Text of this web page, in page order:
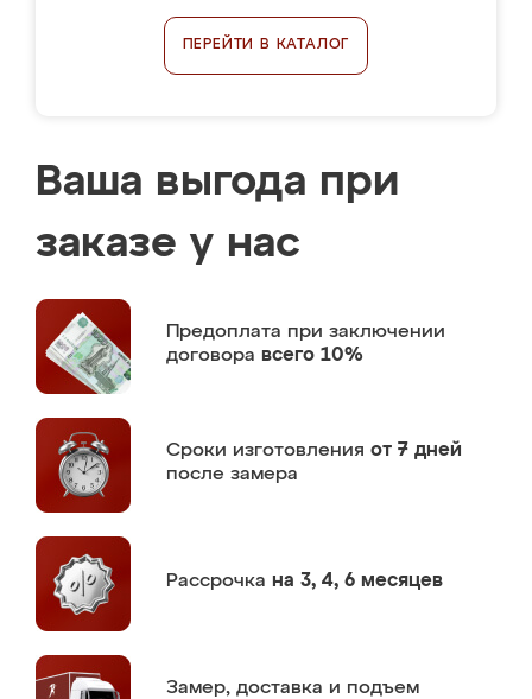
ПЕРЕЙТИ В КАТАЛОГ
Ваша выгода при
заказе у нас
Предоплата при заключении
договора всего 10%
Сроки изготовления от 7 дней
после замера
Рассрочка на 3, 4, 6 месяцев
Замер, доставка и подъем